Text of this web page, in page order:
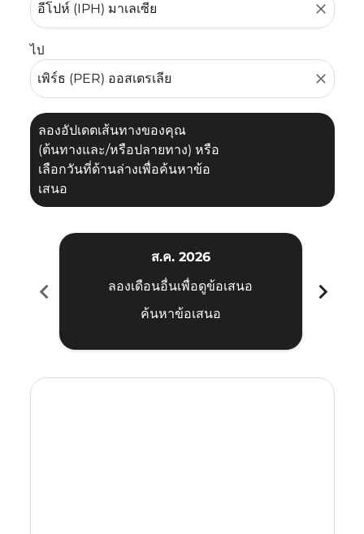
close
ไป
close
ลองอัปเดตเส้นทางของคุณ
(ต้นทางและ/หรือปลายทาง) หรือ
เลือกวันที่ด้านล่างเพื่อค้นหาข้อ
เสนอ
chevron_left
ส.ค. 2026
ลองเดือนอื่นเพื่อดูข้อเสนอ
ค้นหาข้อเสนอ
chevron_right